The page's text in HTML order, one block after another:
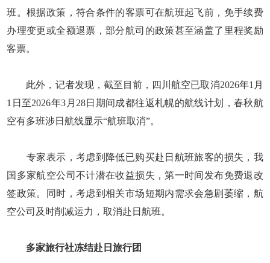
班。根据政策，符合条件的客票可在航班起飞前，免手续费
办理变更或全额退票，部分航司的政策甚至涵盖了里程奖励
客票。
此外，记者发现，截至目前，四川航空已取消2026年1月
1日至2026年3月28日期间成都往返札幌的航线计划，春秋航
空有多班涉日航线显示“航班取消”。
专家表示，考虑到降低已购买赴日航班旅客的损失，我
国多家航空公司不计潜在收益损失，第一时间发布免费退改
签政策。同时，考虑到相关市场短期内需求会急剧萎缩，航
空公司及时削减运力，取消赴日航班。
多家旅行社冻结赴日旅行团